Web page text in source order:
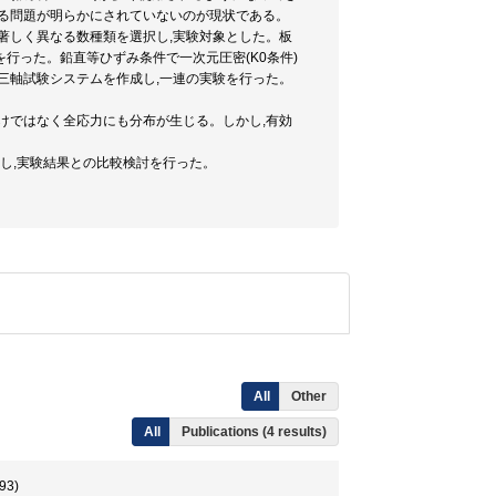
題が明らかにされていないのが現状である。
しく異なる数種類を選択し,実験対象とした。板
った。鉛直等ひずみ条件で一次元圧密(K0条件)
試験システムを作成し,一連の実験を行った。
はなく全応力にも分布が生じる。しかし,有効
,実験結果との比較検討を行った。
All Other
All Publications (4 results)